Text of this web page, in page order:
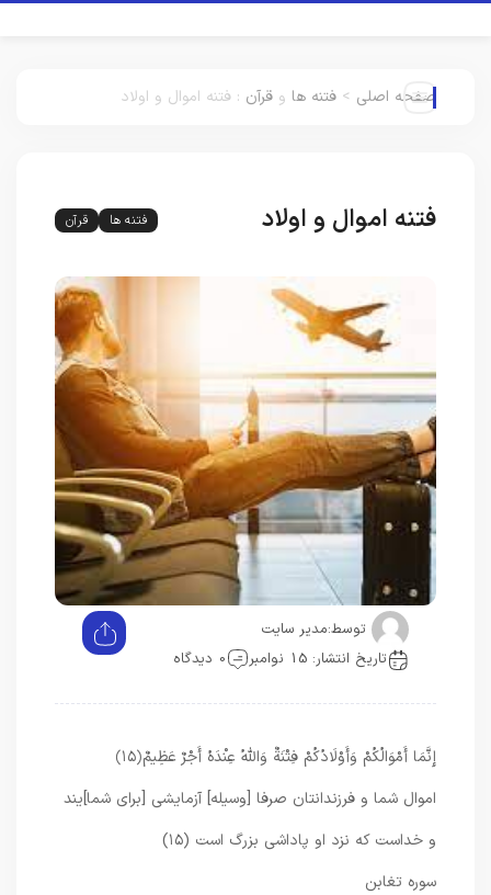
صفحه اصلی > فتنه ها و قرآن : فتنه اموال و اولاد
فتنه اموال و اولاد فتنه ها قرآن
توسط:مدیر سایت
تاریخ انتشار: 15 نوامبر
0 دیدگاه
إِنَّمَا أَمْوَالُكُمْ وَأَوْلَادُكُمْ فِتْنَةٌ وَاللَّهُ عِنْدَهُ أَجْرٌ عَظِيمٌ﴿۱۵﴾
اموال شما و فرزندانتان صرفا [وسيله] آزمايشى [براى شما]يند
و خداست كه نزد او پاداشى بزرگ است (۱۵)
سوره تغابن